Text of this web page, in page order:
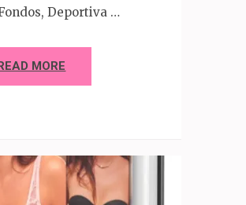
Deportiva …
MORE